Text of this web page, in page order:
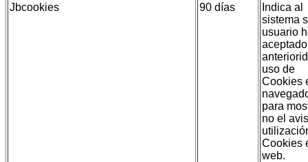
Jbcookies
90 días
Indica al
sistema
usuario
uso de
Cookies
para
no el
Cookies
web.